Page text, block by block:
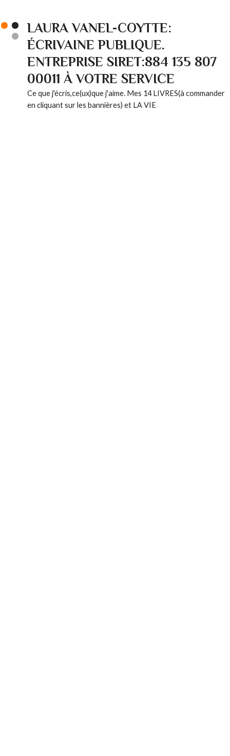
LAURA VANEL-COYTTE:
ÉCRIVAINE PUBLIQUE.
ENTREPRISE SIRET:884 135 807
00011 À VOTRE SERVICE
Ce que j'écris,ce(ux)que j'aime. Mes 14 LIVRES(à commander
en cliquant sur les bannières) et LA VIE